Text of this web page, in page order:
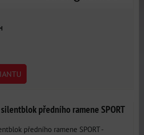
předního ramene SPORT
předního ramene SPORT -